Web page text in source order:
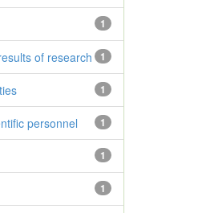
1
1
of research
1
1
personnel
1
1